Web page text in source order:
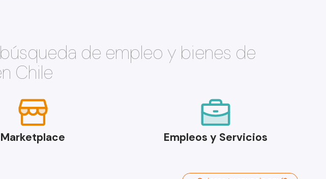
de empleo y bienes de
Chile
Marketplace Empleos y Servicios